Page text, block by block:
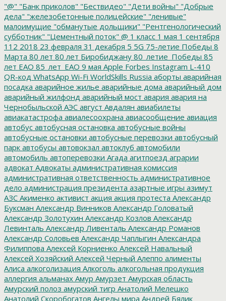
"@" "Банк приколов" "Бествидео" "Дети войны" "Добрые
дела" "железобетонные полицейские" "ленивые"
малоимущие "обманутые дольщики" "Рентгенологический
субботник" "Цементный поток" @ 1 класс 1 мая 1 сентября
112 2018 23 февраля 31 декабря 5 5G 75-летие Победы 8
Марта 80 лет 80 лет Биробиджану 80_летие_Победы 85
лет ЕАО 85_лет_ЕАО 9 мая Apple Forbes Instagram L-410
QR-код WhatsApp Wi-Fi WorldSkills Russia аборты аварийная
посадка аварийное жилье аварийные дома аварийный дом
аварийный жилфонд аварийный мост авария авария на
Чернобыльской АЭС август Авдалян авиабилеты
авиакатастрофа авиалесоохрана авиасообщение авиация
автобус автобусная остановка автобусные войны
автобусные остановки автобусные перевозки автобусный
парк автобусы автовокзал автоклуб автомобили
автомобиль автоперевозки Агада агитпоезд аграрии
адвокат Адвокаты административная комиссия
административная ответственность административное
дело администрация президента азартные игры азимут
АЗС Акименко активист акция акция протеста Александр
Буксман Александр Винников Александр Головатый
Александр Золотухин Александр Козлов Александр
Левинталь Александр Ливенталь Александр Романов
Александр Соловьев Александр Чаплыгин Александра
Филиппова Алексей Корниенко Алексей Навальный
Алексей Хозяйский Алексей Черный Алеппо алименты
Алиса алкоголизация Алкоголь алкогольная продукция
аллергия альманах Амур Амурзет Амурская область
Амурский полоз амурский тигр Анатолий Мелешко
Анатолий Скоробогатов Ангелы мира Андрей Бялик